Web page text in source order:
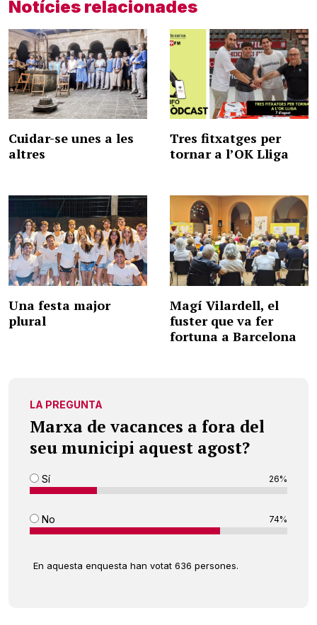
Notícies relacionades
Cuidar-se unes a les
altres
Tres fitxatges per
tornar a l’OK Lliga
Una festa major
plural
Magí Vilardell, el
fuster que va fer
fortuna a Barcelona
LA PREGUNTA
Marxa de vacances a fora del
seu municipi aquest agost?
Sí 26%
No 74%
En aquesta enquesta han votat 636 persones.